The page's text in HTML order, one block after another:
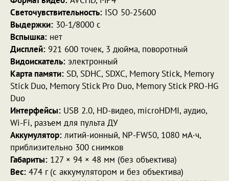
Светочувствительность: ISO 50-25600
Выдержки: 30-1/8000 с
Вспышка: нет
Дисплей: 921 600 точек, 3 дюйма, поворотный
Видоискатель: электронный
Карта памяти: SD, SDHC, SDXC, Memory Stick, Memory
Stick Duo, Memory Stick Pro Duo, Memory Stick PRO-HG
Duo
Интерфейсы: USB 2.0, HD-видео, microHDMI, аудио,
Wi-Fi, разъем для пульта ДУ
Аккумулятор: литий-ионный, NP-FW50, 1080 мА·ч,
приблизительно 300 снимков
Габариты: 127 × 94 × 48 мм (без объектива)
Вес: 474 г (с аккумулятором и без объектива)